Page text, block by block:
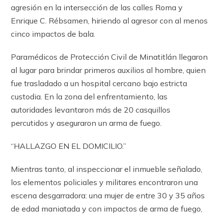
agresión en la intersección de las calles Roma y
Enrique C. Rébsamen, hiriendo al agresor con al menos
cinco impactos de bala.
Paramédicos de Protección Civil de Minatitlán llegaron
al lugar para brindar primeros auxilios al hombre, quien
fue trasladado a un hospital cercano bajo estricta
custodia. En la zona del enfrentamiento, las
autoridades levantaron más de 20 casquillos
percutidos y aseguraron un arma de fuego.
“HALLAZGO EN EL DOMICILIO.”
Mientras tanto, al inspeccionar el inmueble señalado,
los elementos policiales y militares encontraron una
escena desgarradora: una mujer de entre 30 y 35 años
de edad maniatada y con impactos de arma de fuego,